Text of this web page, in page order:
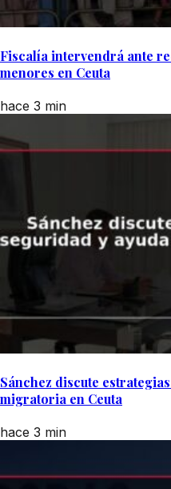
Fiscalía intervendrá ante
menores en Ceuta
hace 3 min
Sánchez discute
migratoria en Ceuta
hace 3 min